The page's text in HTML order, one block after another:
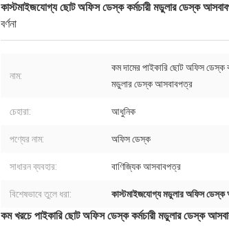
কাস্টমাইজযোগ্য ছোট অফিস ডেস্ক কর্মচারী মডুলার ডেস্ক
বর্ণনা
নাম:
কম দামের পাইকারি ছোট অফিস ডেস্ক
মডুলার ডেস্ক আসবাবপত্র
চেহারা: আধুনিক
পণ্যের নাম: অফিস ডেস্ক
সাধারন ব্যবহার: বাণিজ্যিক আসবাবপত্র
বিশেষভাবে তুলে ধরা: কাস্টমাইজযোগ্য মডুলার অফিস
কম খরচে পাইকারি ছোট অফিস ডেস্ক কর্মচারী মডুলার ডেস্ক